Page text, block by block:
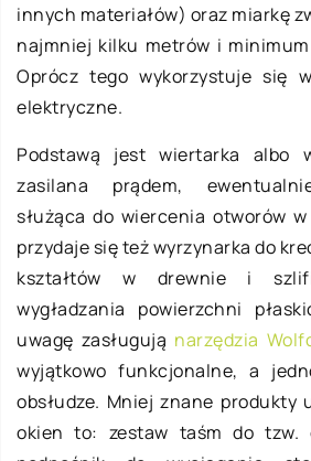
innych materiałów) oraz miarkę
najmniej kilku metrów i
Oprócz tego wykorzystuje się
elektryczne.
Podstawą jest wiertarka albo
zasilana prądem,
służąca do wiercenia otworów
przydaje się też wyrzynarka do
kształtów w drewnie i
wygładzania powierzchni
uwagę zasługują narzędzia
wyjątkowo funkcjonalne, a
obsłudze. Mniej znane produkty
okien to: zestaw taśm do tzw.